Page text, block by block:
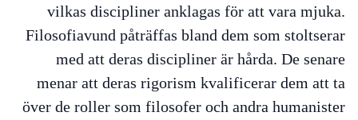
vilkas discipliner anklagas för att vara mjuka.
Filosofiavund påträffas bland dem som stoltserar
med att deras discipliner är hårda. De senare
menar att deras rigorism kvalificerar dem att ta
över de roller som filosofer och andra humanister